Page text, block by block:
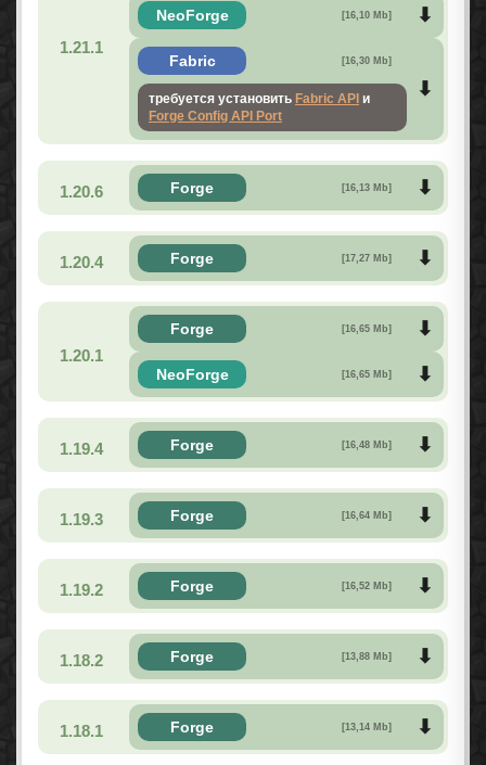
1.21.1
NeoForge [16,10 Mb]
Fabric [16,30 Mb]
требуется установить Fabric API и
Forge Config API Port
1.20.6 Forge [16,13 Mb]
1.20.4 Forge [17,27 Mb]
1.20.1
Forge [16,65 Mb]
NeoForge [16,65 Mb]
1.19.4 Forge [16,48 Mb]
1.19.3 Forge [16,64 Mb]
1.19.2 Forge [16,52 Mb]
1.18.2 Forge [13,88 Mb]
1.18.1 Forge [13,14 Mb]